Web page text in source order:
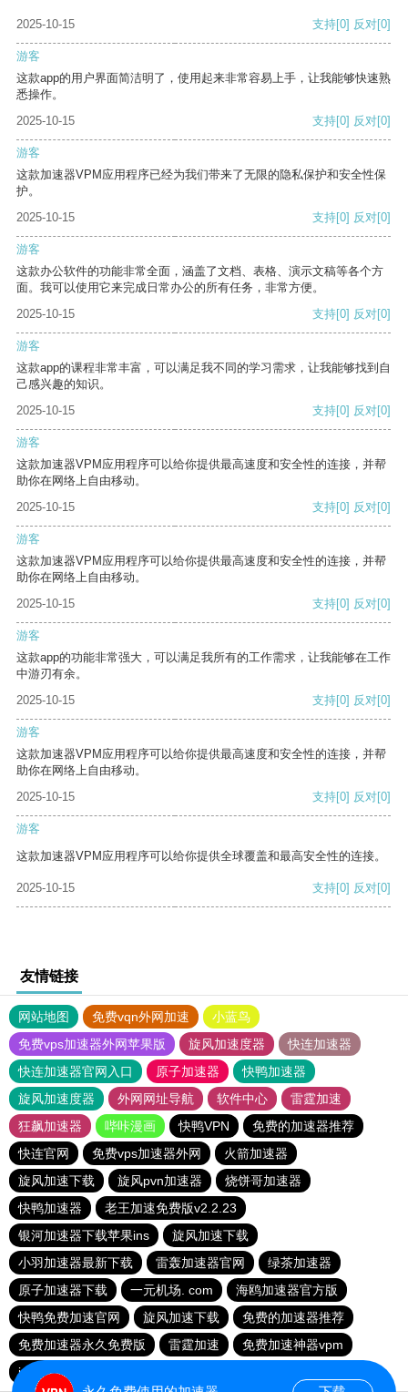
2025-10-15 支持[0] 反对[0]
游客
这款app的用户界面简洁明了，使用起来非常容易上手，让我能够快速熟
悉操作。
2025-10-15
支持[0] 反对[0]
游客
这款加速器VPM应用程序已经为我们带来了无限的隐私保护和安全性保
护。
2025-10-15
支持[0] 反对[0]
游客
这款办公软件的功能非常全面，涵盖了文档、表格、演示文稿等各个方
面。我可以使用它来完成日常办公的所有任务，非常方便。
2025-10-15
支持[0] 反对[0]
游客
这款app的课程非常丰富，可以满足我不同的学习需求，让我能够找到自
己感兴趣的知识。
2025-10-15
支持[0] 反对[0]
游客
这款加速器VPM应用程序可以给你提供最高速度和安全性的连接，并帮
助你在网络上自由移动。
2025-10-15
支持[0] 反对[0]
游客
这款加速器VPM应用程序可以给你提供最高速度和安全性的连接，并帮
助你在网络上自由移动。
2025-10-15
支持[0] 反对[0]
游客
这款app的功能非常强大，可以满足我所有的工作需求，让我能够在工作
中游刃有余。
2025-10-15
支持[0] 反对[0]
游客
这款加速器VPM应用程序可以给你提供最高速度和安全性的连接，并帮
助你在网络上自由移动。
2025-10-15
支持[0] 反对[0]
游客
这款加速器VPM应用程序可以给你提供全球覆盖和最高安全性的连接。
2025-10-15 支持[0] 反对[0]
友情链接
网站地图 免费vqn外网加速
小蓝鸟
免费vps加速器外网苹果版
旋风加速度器
快连加速器
快连加速器官网入口
原子加速器
快鸭加速器
旋风加速度器
外网网址导航 软件中心
雷霆加速
狂飙加速器
哔咔漫画 快鸭VPN
免费的加速器推荐
快连官网
免费vps加速器外网
火箭加速器
旋风加速下载
旋风pvn加速器
烧饼哥加速器
快鸭加速器
老王加速免费版v2.2.23
银河加速器下载苹果ins
旋风加速下载
小羽加速器最新下载
雷轰加速器官网
绿茶加速器
原子加速器下载
一元机场. com
海鸥加速器官方版
快鸭免费加速官网
旋风加速下载
免费的加速器推荐
免费加速器永久免费版
雷霆加速
免费加速神器vpm
instagram加速器